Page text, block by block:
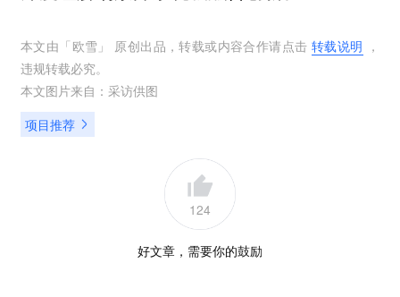
本文由「 欧雪 」 原创出品，转载或内容合作请点击 转载说明 ，
违规转载必究。
本文图片来自： 采访供图
项目推荐
124
好文章，需要你的鼓励